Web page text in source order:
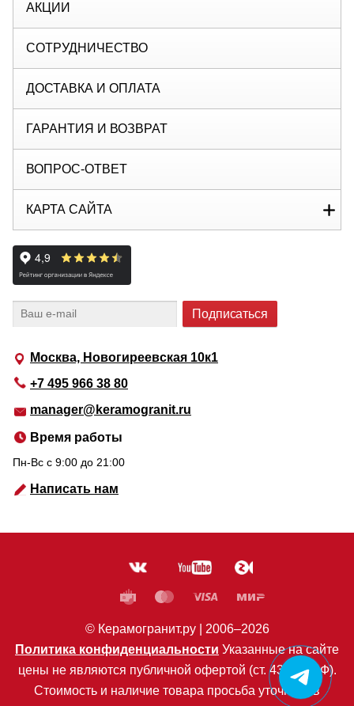
Москва, Новогиреевская 10к1
+7 495 966 38 80
manager@keramogranit.ru
Время работы
Пн-Вс c 9:00 до 21:00
Написать нам
АКЦИИ
СОТРУДНИЧЕСТВО
ДОСТАВКА И ОПЛАТА
ГАРАНТИЯ И ВОЗВРАТ
ВОПРОС-ОТВЕТ
КАРТА САЙТА
© Керамогранит.ру | 2006–2026
Политика конфиденциальности Указанные на сайте
цены не являются публичной офертой (ст. 435 ГК РФ).
Стоимость и наличие товара просьба уточнять в